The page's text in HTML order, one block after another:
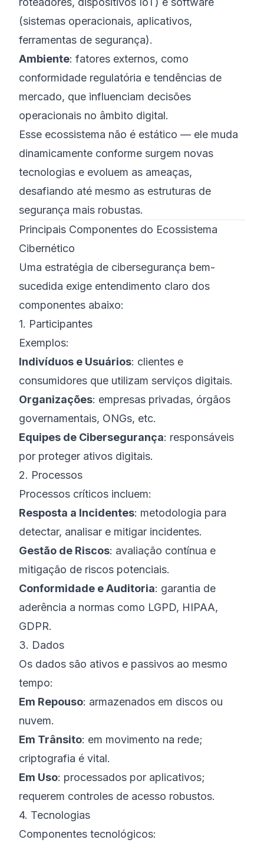
(sistemas operacionais, aplicativos,
ferramentas de segurança).
Ambiente: fatores externos, como
conformidade regulatória e tendências de
mercado, que influenciam decisões
operacionais no âmbito digital.
Esse ecossistema não é estático — ele muda
dinamicamente conforme surgem novas
tecnologias e evoluem as ameaças,
desafiando até mesmo as estruturas de
segurança mais robustas.
Principais Componentes do Ecossistema
Cibernético
Uma estratégia de cibersegurança bem-
sucedida exige entendimento claro dos
componentes abaixo:
1. Participantes
Exemplos:
Indivíduos e Usuários: clientes e
consumidores que utilizam serviços digitais.
Organizações: empresas privadas, órgãos
governamentais, ONGs, etc.
Equipes de Cibersegurança: responsáveis
por proteger ativos digitais.
2. Processos
Processos críticos incluem:
Resposta a Incidentes: metodologia para
detectar, analisar e mitigar incidentes.
Gestão de Riscos: avaliação contínua e
mitigação de riscos potenciais.
Conformidade e Auditoria: garantia de
aderência a normas como LGPD, HIPAA,
GDPR.
3. Dados
Os dados são ativos e passivos ao mesmo
tempo:
Em Repouso: armazenados em discos ou
nuvem.
Em Trânsito: em movimento na rede;
criptografia é vital.
Em Uso: processados por aplicativos;
requerem controles de acesso robustos.
4. Tecnologias
Componentes tecnológicos: